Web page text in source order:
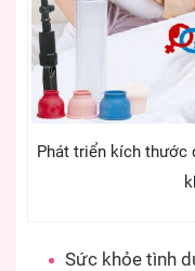
Phát triển kích thước
Sức khỏe tình